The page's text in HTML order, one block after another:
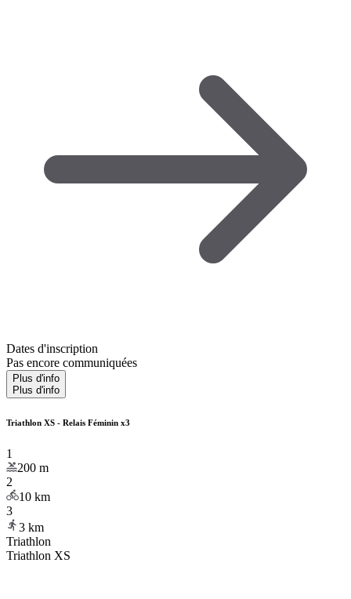
Dates d'inscription
Pas encore communiquées
Plus d'info
Plus d'info
Triathlon XS - Relais Féminin x3
1
200 m
2
10 km
3
3 km
Triathlon
Triathlon XS